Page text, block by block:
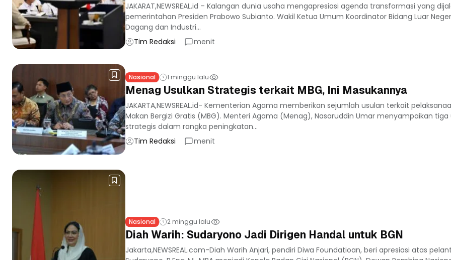
JAKARAT,NEWSREAL.id – Kalangan dunia usaha mengapresiasi agenda transformasi yang
pemerintahan Presiden Prabowo Subianto. Wakil Ketua Umum Koordinator Bidang Luar
Dagang dan Industri...
Tim Redaksi
menit
Nasional 1 minggu lalu
Menag Usulkan Strategis terkait MBG, Ini Masukannya
JAKARTA,NEWSREAL.id- Kementerian Agama memberikan sejumlah usulan terkait
Makan Bergizi Gratis (MBG). Menteri Agama (Menag), Nasaruddin Umar menyampaikan tiga
strategis dalam rangka peningkatan...
Tim Redaksi
menit
Nasional 2 minggu lalu
Diah Warih: Sudaryono Jadi Dirigen Handal untuk BGN
Jakarta,NEWSREAL.com-Diah Warih Anjari, pendiri Diwa Foundatioan, beri apresiasi atas